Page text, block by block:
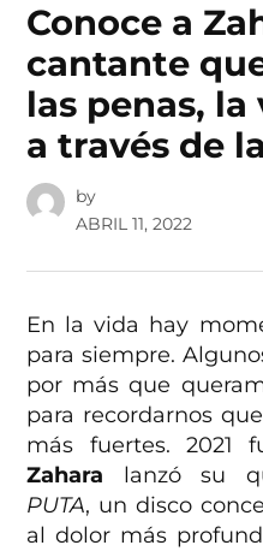
Conoce a
cantante
las penas,
a través de
by
ABRIL 11, 2022
En la vida hay
para siempre.
por más que
para recordarnos
más fuertes.
Zahara lanzó su
PUTA, un disco
al dolor más